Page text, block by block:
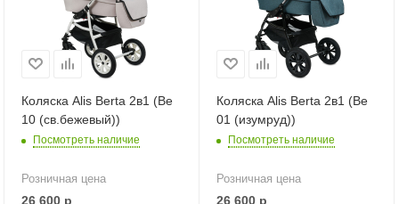
Коляска Alis Berta 2в1 (Be
10 (св.бежевый))
Посмотреть наличие
Розничная цена
26 600 р
Коляска Alis Berta 2в1 (Be
01 (изумруд))
Посмотреть наличие
Розничная цена
26 600 р